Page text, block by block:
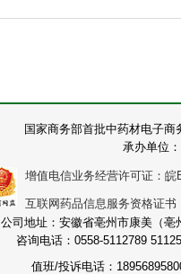
国家商务部首批中药材电子
承办单位
增值电信业务经营许可证：皖
互联网药品信息服务资格证
公司地址：安徽省亳州市康美（
咨询电话：0558-5112789
值班/投诉电话：